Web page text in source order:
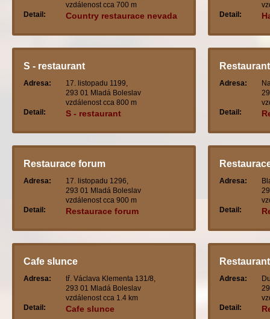
vzdálenost cca 700 m
Detail:
Country restaurace nevada
Detail:
S - restaurant
Adresa:
17. listopadu 1199,
293 01 Mladá Boleslav
vzdálenost cca 800 m
Detail:
S - restaurant
Adresa:
Detail:
Restaurace forum
Adresa:
17. listopadu 1296,
293 01 Mladá Boleslav
vzdálenost cca 900 m
Detail:
Restaurace forum
Adresa:
Detail:
Cafe slunce
Adresa:
tř. Václava Klementa 131/8,
293 01 Mladá Boleslav
vzdálenost cca 1.4 km
Detail:
Cafe slunce
Adresa:
Detail: